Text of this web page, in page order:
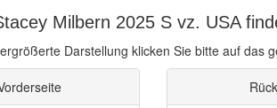
Milbern 2025 S vz. USA
Darstellung klicken Sie bitte auf das